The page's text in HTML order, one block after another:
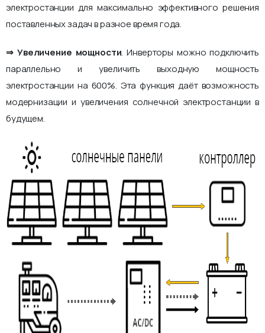
электростанции для максимально эффективного решения
поставленных задач в разное время года.
⇒ Увеличение мощности. Инверторы можно подключить
параллельно и увеличить выходную мощность
электростанции на 600%. Эта функция даёт возможность
модернизации и увеличения солнечной электростанции в
будущем.